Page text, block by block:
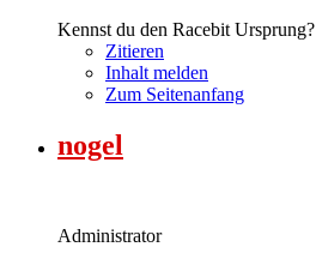
Kennst du den Racebit Ursprung?
Zitieren
Inhalt melden
Zum Seitenanfang
nogel
Administrator